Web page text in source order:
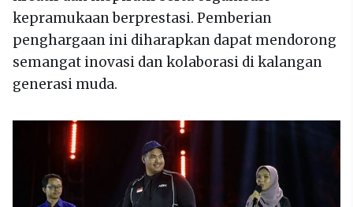
kepramukaan berprestasi. Pemberian
penghargaan ini diharapkan dapat mendorong
semangat inovasi dan kolaborasi di kalangan
generasi muda.